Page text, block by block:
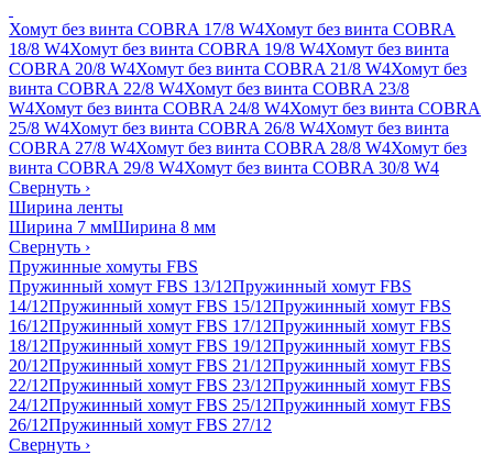
Хомут без винта COBRA 17/8 W4Хомут без винта COBRA
18/8 W4Хомут без винта COBRA 19/8 W4Хомут без винта
COBRA 20/8 W4Хомут без винта COBRA 21/8 W4Хомут без
винта COBRA 22/8 W4Хомут без винта COBRA 23/8
W4Хомут без винта COBRA 24/8 W4Хомут без винта COBRA
25/8 W4Хомут без винта COBRA 26/8 W4Хомут без винта
COBRA 27/8 W4Хомут без винта COBRA 28/8 W4Хомут без
винта COBRA 29/8 W4Хомут без винта COBRA 30/8 W4
Свернуть ›
Ширина ленты
Ширина 7 ммШирина 8 мм
Свернуть ›
Пружинные хомуты FBS
Пружинный хомут FBS 13/12Пружинный хомут FBS
14/12Пружинный хомут FBS 15/12Пружинный хомут FBS
16/12Пружинный хомут FBS 17/12Пружинный хомут FBS
18/12Пружинный хомут FBS 19/12Пружинный хомут FBS
20/12Пружинный хомут FBS 21/12Пружинный хомут FBS
22/12Пружинный хомут FBS 23/12Пружинный хомут FBS
24/12Пружинный хомут FBS 25/12Пружинный хомут FBS
26/12Пружинный хомут FBS 27/12
Свернуть ›